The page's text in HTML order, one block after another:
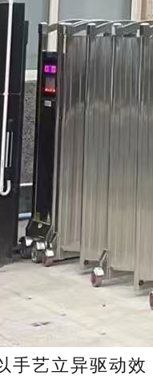
手艺立异驱动效